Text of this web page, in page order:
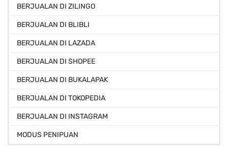
BERJUALAN DI ZILINGO
BERJUALAN DI BLIBLI
BERJUALAN DI LAZADA
BERJUALAN DI SHOPEE
BERJUALAN DI BUKALAPAK
BERJUALAN DI TOKOPEDIA
BERJUALAN DI INSTAGRAM
MODUS PENIPUAN